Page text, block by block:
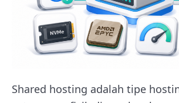
Shared hosting adalah tipe